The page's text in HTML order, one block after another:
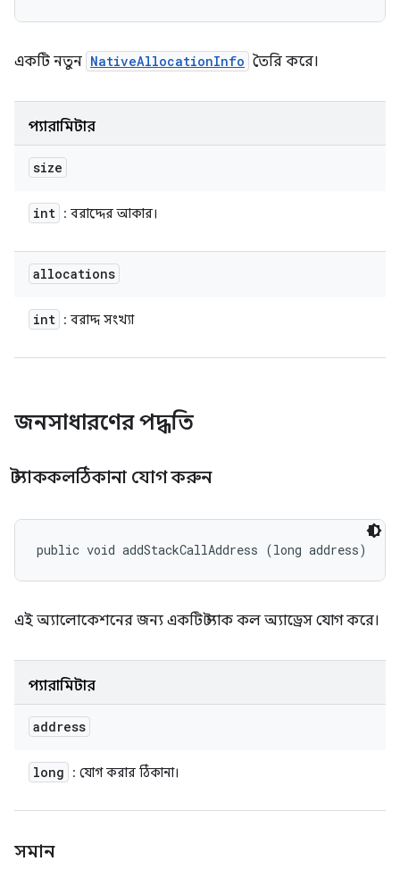
একটি নতুন NativeAllocationInfo তৈরি করে।
প্যারামিটার
size
int : বরাদ্দের আকার।
allocations
int : বরাদ্দ সংখ্যা
জনসাধারণের পদ্ধতি
স্ট্যাককলঠিকানা যোগ করুন
public void addStackCallAddress (long address)
এই অ্যালোকেশনের জন্য একটি স্ট্যাক কল অ্যাড্রেস যোগ করে।
প্যারামিটার
address
long : যোগ করার ঠিকানা।
সমান